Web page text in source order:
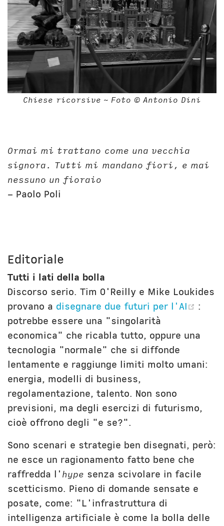
Chiese ricorsive ~ Foto © Antonio Dini
Ormai mi trattano come una vecchia
signora. Tutti mi mandano fiori, e mai
nessuno un fioraio
– Paolo Poli
Editoriale
Tutti i lati della bolla
Discorso serio. Tim O'Reilly e Mike Loukides
provano a disegnare due futuri per l'AI
:
potrebbe essere una "singolarità
economica" che ricabla tutto, oppure una
tecnologia "normale" che si diffonde
lentamente e raggiunge limiti molto umani:
energia, modelli di business,
regolamentazione, talento. Non sono
previsioni, ma degli esercizi di futurismo,
cioè offrono degli "e se?".
Sono scenari e strategie ben disegnati, però:
ne esce un ragionamento fatto bene che
raffredda l' hype senza scivolare in facile
scetticismo. Pieno di domande sensate e
posate, come: "L'infrastruttura di
intelligenza artificiale è come la bolla delle